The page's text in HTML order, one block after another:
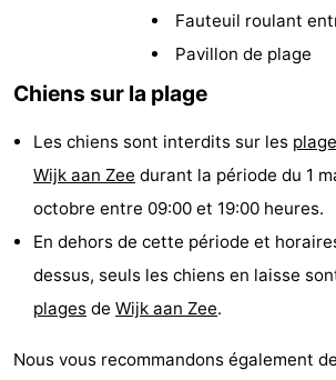
faire
d'intérêt
Musées
Points
vue
Attractions
Terrains
-
Fauteuil roulant
Pavillon de plage
Chiens sur la plage
Les chiens sont interdits sur les
Wijk aan Zee durant la période du 1
octobre entre 09:00 et 19:00 heures.
En dehors de cette période et
dessus, seuls les chiens en laisse
plages de Wijk aan Zee.
Nous vous recommandons également